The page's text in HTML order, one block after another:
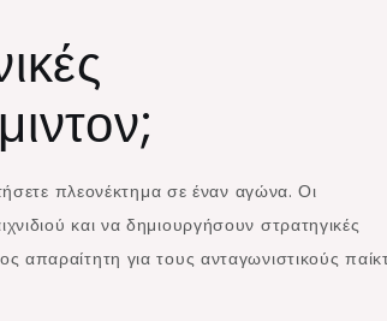
πλεονέκτημα σε έναν αγώνα. Οι
και να δημιουργήσουν στρατηγικές
για τους ανταγωνιστικούς